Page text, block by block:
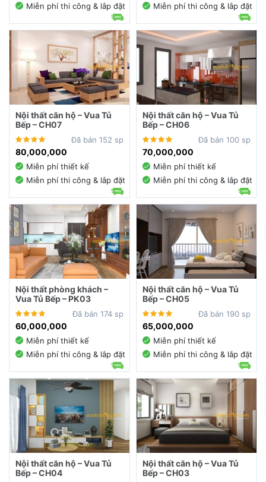
Miễn phí thi công & lắp đặt
Miễn phí thi công & lắp đặt
Nội thất căn hộ – Vua Tủ
Bếp – CH07
Đã bán 152 sp
80,000,000
Miễn phí thiết kế
Miễn phí thi công & lắp đặt
Nội thất căn hộ – Vua Tủ
Bếp – CH06
Đã bán 100 sp
70,000,000
Miễn phí thiết kế
Miễn phí thi công & lắp đặt
Nội thất phòng khách –
Vua Tủ Bếp – PK03
Đã bán 174 sp
60,000,000
Miễn phí thiết kế
Miễn phí thi công & lắp đặt
Nội thất căn hộ – Vua Tủ
Bếp – CH05
Đã bán 190 sp
65,000,000
Miễn phí thiết kế
Miễn phí thi công & lắp đặt
Nội thất căn hộ – Vua Tủ
Bếp – CH04
Nội thất căn hộ – Vua Tủ
Bếp – CH03